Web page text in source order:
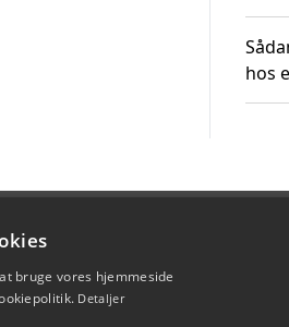
hos
bruge vores hjemmeside
Detaljer